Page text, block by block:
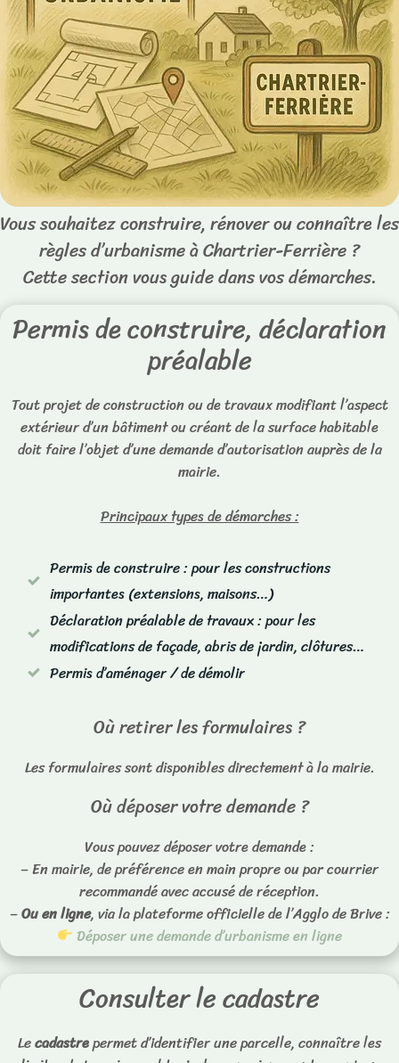
Vous souhaitez construire, rénover ou connaître les
règles d’urbanisme à Chartrier-Ferrière ?
Cette section vous guide dans vos démarches.
Permis de construire, déclaration
préalable
Tout projet de construction ou de travaux modifiant l’aspect
extérieur d’un bâtiment ou créant de la surface habitable
doit faire l’objet d’une demande d’autorisation auprès de la
mairie.
Principaux types de démarches :
Permis de construire : pour les constructions
importantes (extensions, maisons…)
Déclaration préalable de travaux : pour les
modifications de façade, abris de jardin, clôtures…
Permis d’aménager / de démolir
Où retirer les formulaires ?
Les formulaires sont disponibles directement à la mairie.
Où déposer votre demande ?
Vous pouvez déposer votre demande :
– En mairie, de préférence en main propre ou par courrier
recommandé avec accusé de réception.
–Ou en ligne, via la plateforme officielle de l’Agglo de Brive :
Déposer une demande d’urbanisme en ligne
Consulter le cadastre
Lecadastrepermet d’identifier une parcelle, connaître les